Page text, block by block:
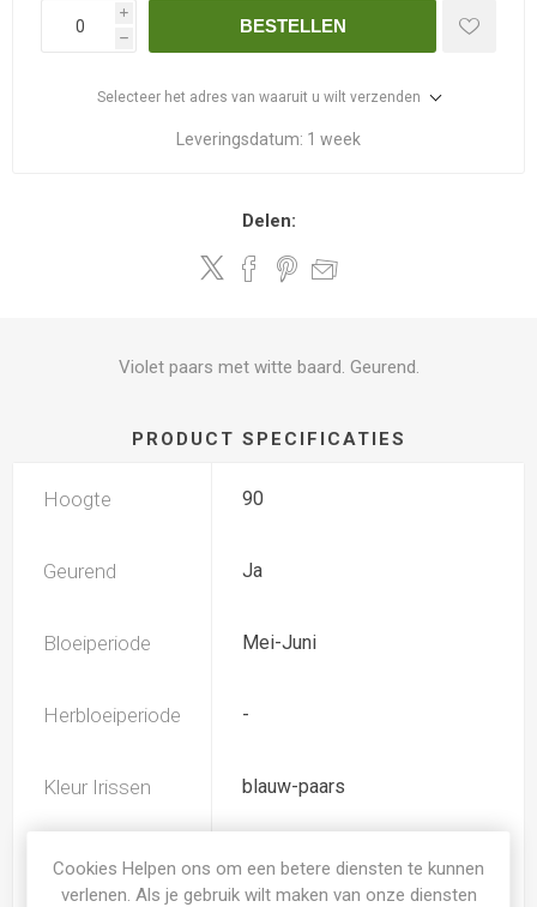
i
h
BESTELLEN
Selecteer het adres van waaruit u wilt verzenden
Leveringsdatum: 1 week
Delen:
Violet paars met witte baard. Geurend.
PRODUCT SPECIFICATIES
Hoogte 90
Geurend Ja
Bloeiperiode Mei-Juni
Herbloeiperiode -
Kleur Irissen blauw-paars
Iris type
TB (tall bearded) Hoge
baardiris
Cookies Helpen ons om een betere diensten te kunnen
verlenen. Als je gebruik wilt maken van onze diensten